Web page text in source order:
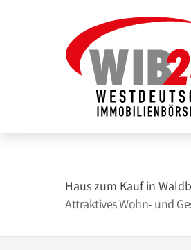
Haus zum Kauf in
Attraktives Wohn- und